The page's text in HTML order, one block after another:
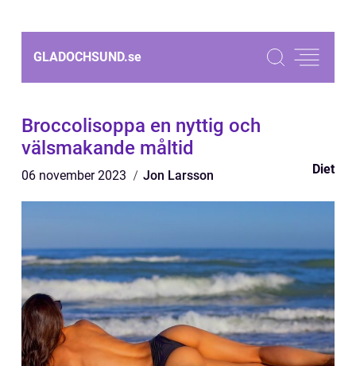
GLADOCHSUND.se
Broccolisoppa en nyttig och
välsmakande måltid
06 november 2023 Jon Larsson Diet